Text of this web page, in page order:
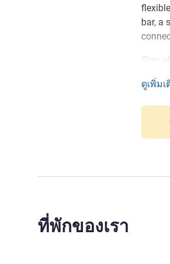
bar, a
Stay
key
ดูเพิ่มเ
ที่พักของเรา